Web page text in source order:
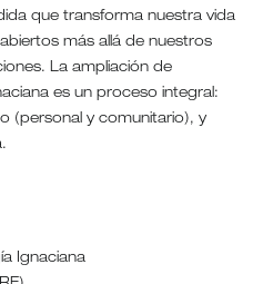
que transforma nuestra vida
más allá de nuestros
La ampliación de
es un proceso integral:
(personal y comunitario), y
Ignaciana